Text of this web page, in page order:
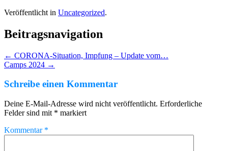
Veröffentlicht in Uncategorized.
Beitragsnavigation
← CORONA-Situation, Impfung – Update vom…
Camps 2024 →
Schreibe einen Kommentar
Deine E-Mail-Adresse wird nicht veröffentlicht. Erforderliche
Felder sind mit * markiert
Kommentar *